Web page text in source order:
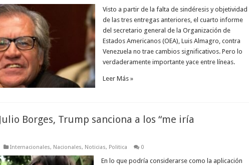
Visto a partir de la falta de sindéresis y objetividad
de las tres entregas anteriores, el cuarto informe
del secretario general de la Organización de
Estados Americanos (OEA), Luis Almagro, contra
Venezuela no trae cambios significativos. Pero lo
verdaderamente importante yace entre líneas.
Leer Más »
Borges, Trump sanciona a los “me iría
Internacionales, Nacionales, Noticias, Politica 0
En lo que podría considerarse como la aplicación